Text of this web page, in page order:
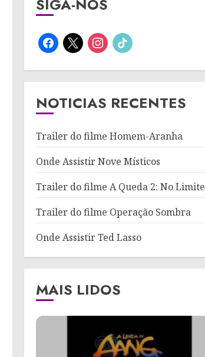
SIGA-NOS
facebook
x instagram
tiktok
NOTICIAS RECENTES
Trailer do filme Homem-Aranha
Onde Assistir Nove Místicos
Trailer do filme A Queda 2: No Limite
Trailer do filme Operação Sombra
Onde Assistir Ted Lasso
MAIS LIDOS